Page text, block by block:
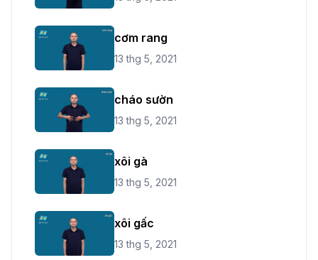
cơm rang
13 thg 5, 2021
cháo sườn
13 thg 5, 2021
xôi gà
13 thg 5, 2021
xôi gấc
13 thg 5, 2021